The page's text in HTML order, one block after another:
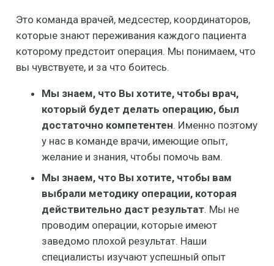
Это команда врачей, медсестер, координаторов,
которые знают переживания каждого пациента
которому предстоит операция. Мы понимаем, что
вы чувствуете, и за что боитесь.
Мы знаем, что Вы хотите, чтобы врач,
который будет делать операцию, был
достаточно компетентен. Именно поэтому
у нас в команде врачи, имеющие опыт,
желание и знания, чтобы помочь вам.
Мы знаем, что Вы хотите, чтобы вам
выбрали методику операции, которая
действительно даст результат. Мы не
проводим операции, которые имеют
заведомо плохой результат. Наши
специалисты изучают успешный опыт